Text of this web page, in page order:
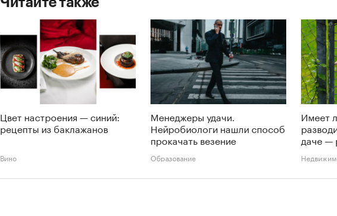
Цвет настроения — синий:
рецепты из баклажанов
Вино
Менеджеры удачи.
Нейробиологи нашли способ
прокачать везение
Образование
Имеет
даче —